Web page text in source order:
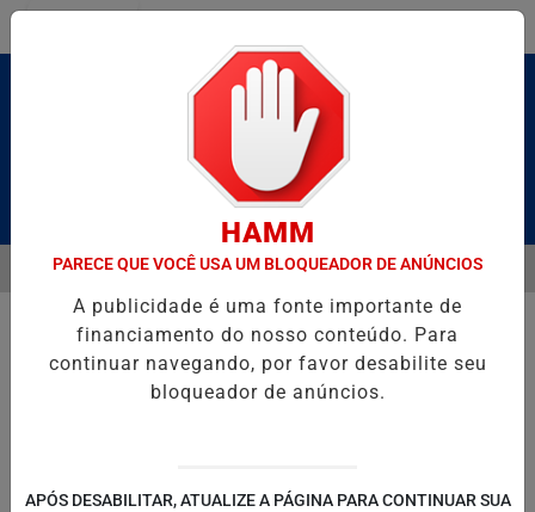
Pesquisar Notícia
HOMENAGEIA UZIEL BUENO NO TERRAÇO MINEIRO
EM ALTA
MENU
HAMM
PARECE QUE VOCÊ USA UM BLOQUEADOR DE ANÚNCIOS
A publicidade é uma fonte importante de
financiamento do nosso conteúdo. Para
continuar navegando, por favor desabilite seu
bloqueador de anúncios.
APÓS DESABILITAR, ATUALIZE A PÁGINA PARA CONTINUAR SUA